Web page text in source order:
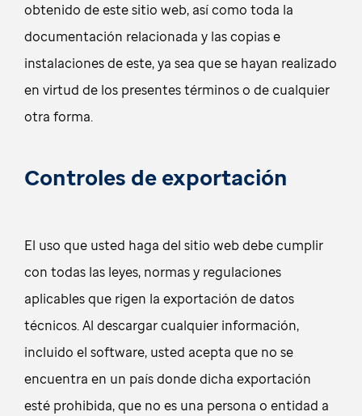
obtenido de este sitio web, así como toda la
documentación relacionada y las copias e
instalaciones de este, ya sea que se hayan realizado
en virtud de los presentes términos o de cualquier
otra forma.
Controles de exportación
El uso que usted haga del sitio web debe cumplir
con todas las leyes, normas y regulaciones
aplicables que rigen la exportación de datos
técnicos. Al descargar cualquier información,
incluido el software, usted acepta que no se
encuentra en un país donde dicha exportación
esté prohibida, que no es una persona o entidad a